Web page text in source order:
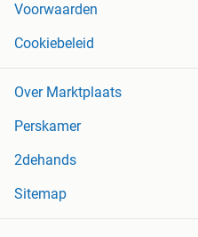
Voorwaarden
Cookiebeleid
Over Marktplaats
Perskamer
2dehands
Sitemap